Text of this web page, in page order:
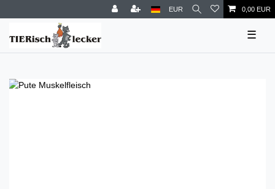
EUR 0,00 EUR
☰